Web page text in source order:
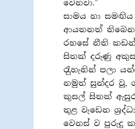
වෙනවා.”
සාමය හා
ආයතනත්
රහසේ නීති
සිතක් දරුණු
රැුහැනින් පලා
නමුත් සුන්දර වූ,
කුසල් සිතක්
තුළ වැඩෙන
වෙනස් ව පුරුදු